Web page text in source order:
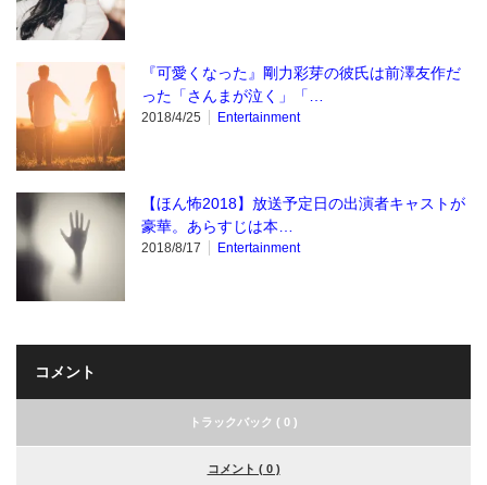
『可愛くなった』剛力彩芽の彼氏は前澤友作だ
った「さんまが泣く」「…
2018/4/25 Entertainment
【ほん怖2018】放送予定日の出演者キャストが
豪華。あらすじは本…
2018/8/17 Entertainment
コメント
トラックバック ( 0 )
コメント ( 0 )